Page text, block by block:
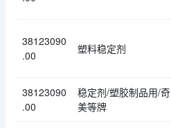
38123090
.00
塑料稳定剂
38123090
.00
稳定剂/塑胶制品用/奇
美等牌